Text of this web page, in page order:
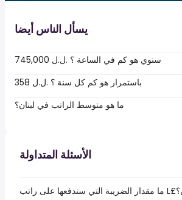
يسأل الناس أيضا
745,000 ل.ل.‎ سنوي هو كم في الساعة ؟
358 ل.ل.‎ باستمرار هو كم كل سنة ؟
ما هو متوسط الراتب في لبنان؟
الأسئلة المتداولة